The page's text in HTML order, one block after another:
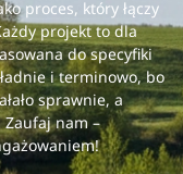
proces, który łączy
projekt to dla
do specyfiki
i terminowo, bo
sprawnie, a
Zaufaj nam –